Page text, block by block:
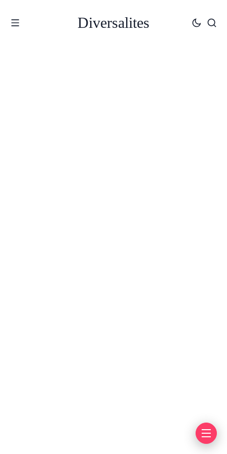
Diversalites